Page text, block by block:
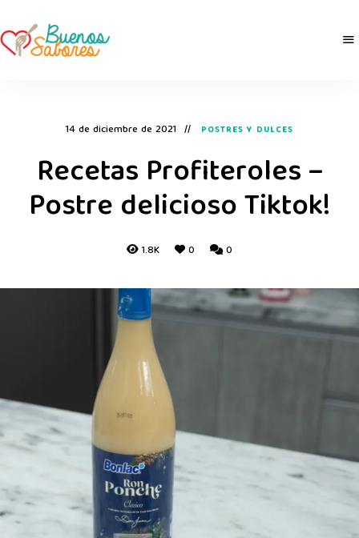
14 de diciembre de 2021 POSTRES Y DULCES
Recetas Profiteroles –
Postre delicioso Tiktok!
1.8K 0 0